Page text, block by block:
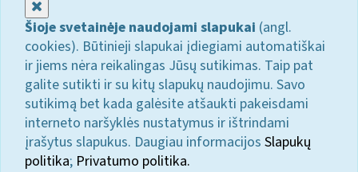
Šioje svetainėje naudojami slapukai (angl.
cookies). Būtinieji slapukai įdiegiami automatiškai
ir jiems nėra reikalingas Jūsų sutikimas. Taip pat
galite sutikti ir su kitų slapukų naudojimu. Savo
sutikimą bet kada galėsite atšaukti pakeisdami
interneto naršyklės nustatymus ir ištrindami
įrašytus slapukus. Daugiau informacijos Slapukų
politika; Privatumo politika.